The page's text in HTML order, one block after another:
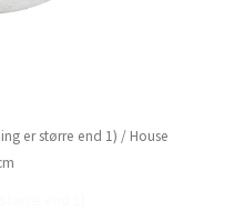
er større end 1) / House